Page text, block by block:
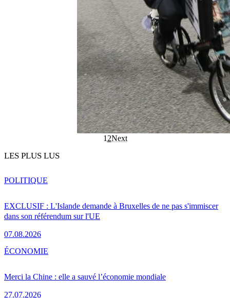
1 2Next
LES PLUS LUS
EXCLUSIF : L'Islande demande à Bruxelles de ne pas s'immiscer
dans son référendum sur l'UE
07.08.2026
POLITIQUE
Merci la Chine : elle a sauvé l’économie mondiale
27.07.2026
ÉCONOMIE